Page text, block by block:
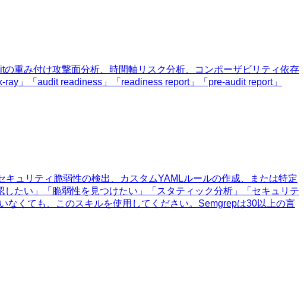
重み付け攻撃面分析、時間軸リスク分析、コンポーザビリティ依存
」「audit readiness」「readiness report」「pre-audit report」
ュリティ脆弱性の検出、カスタムYAMLルールの作成、または特定
たい」「脆弱性を見つけたい」「スタティック分析」「セキュリテ
なくても、このスキルを使用してください。Semgrepは30以上の言